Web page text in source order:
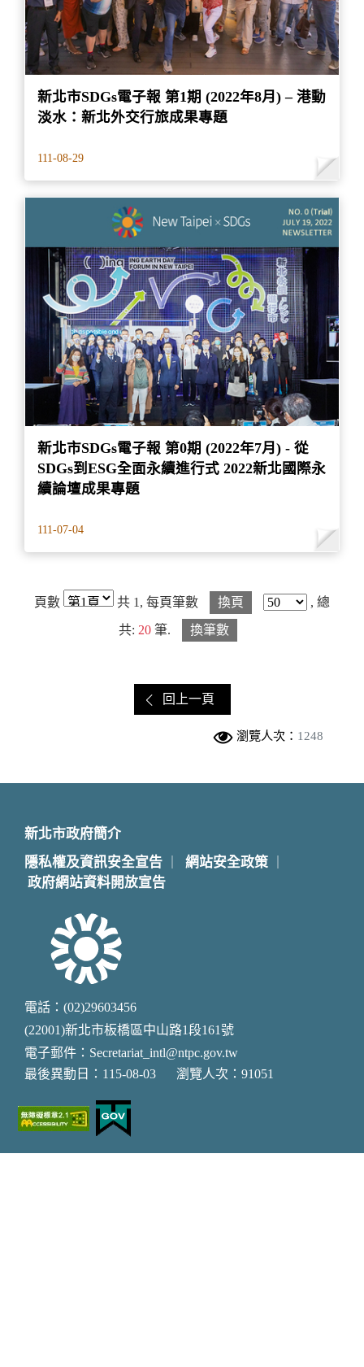
新北市SDGs電子報 第1期 (2022年8月) – 港動
淡水：新北外交行旅成果專題
111-08-29
新北市SDGs電子報 第0期 (2022年7月) - 從
SDGs到ESG全面永續進行式 2022新北國際永
續論壇成果專題
111-07-04
頁數 共 1, 每頁筆數 換頁 , 總
共: 20 筆. 換筆數
回上一頁
瀏覽人次： 1248
新北市政府簡介
隱私權及資訊安全宣告
網站安全政策
政府網站資料開放宣告
電話：(02)29603456
(22001)新北市板橋區中山路1段161號
電子郵件：Secretariat_intl@ntpc.gov.tw
最後異動日：115-08-03
瀏覽人次：91051